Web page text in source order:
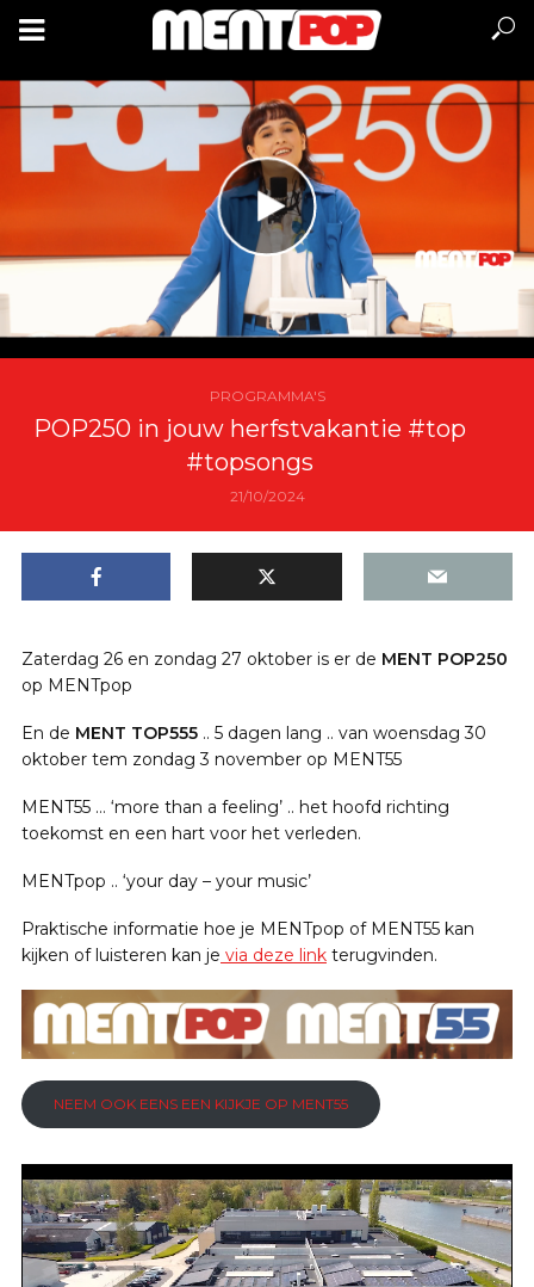
PROGRAMMA'S
POP250 in jouw herfstvakantie #top
#topsongs
21/10/2024
Zaterdag 26 en zondag 27 oktober is er de MENT POP250
op MENTpop
En de MENT TOP555 .. 5 dagen lang .. van woensdag 30
oktober tem zondag 3 november op MENT55
MENT55 … ‘more than a feeling’ .. het hoofd richting
toekomst en een hart voor het verleden.
MENTpop .. ‘your day – your music’
Praktische informatie hoe je MENTpop of MENT55 kan
kijken of luisteren kan je via deze link terugvinden.
NEEM OOK EENS EEN KIJKJE OP MENT55